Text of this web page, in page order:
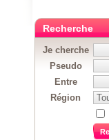
Recherche
Je cherche
Pseudo
Entre
Région